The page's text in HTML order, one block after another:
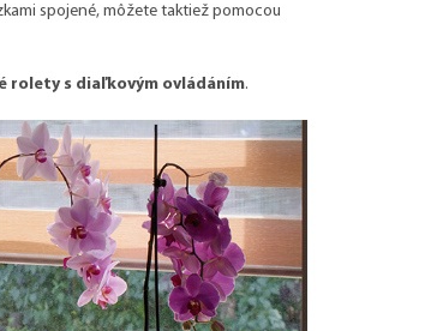
spojené, môžete taktiež pomocou
rolety s diaľkovým ovládáním.